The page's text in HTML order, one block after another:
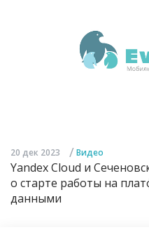
20 дек 2023 / Видео
Yandex Cloud и
о старте работы на
данными